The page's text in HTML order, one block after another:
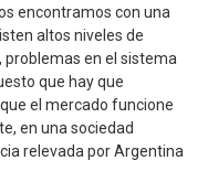
encontramos con una
altos niveles de
problemas en el sistema
que hay que
el mercado funcione
en una sociedad
relevada por Argentina